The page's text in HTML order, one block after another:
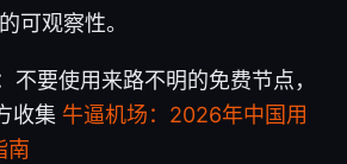
可观察性。
不要使用来路不明的免费节点，
收集 牛逼机场：2026年中国用
南